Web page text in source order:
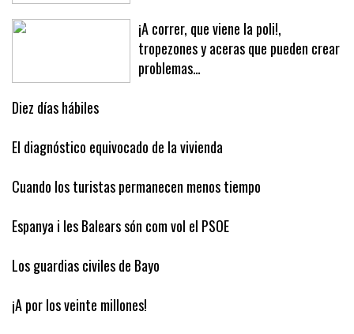
¡A correr, que viene la poli!,
tropezones y aceras que pueden crear
problemas…
Diez días hábiles
El diagnóstico equivocado de la vivienda
Cuando los turistas permanecen menos tiempo
Espanya i les Balears són com vol el PSOE
Los guardias civiles de Bayo
¡A por los veinte millones!